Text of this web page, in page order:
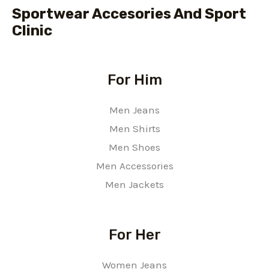
Sportwear Accesories And Sport
Clinic
For Him
Men Jeans
Men Shirts
Men Shoes
Men Accessories
Men Jackets
For Her
Women Jeans